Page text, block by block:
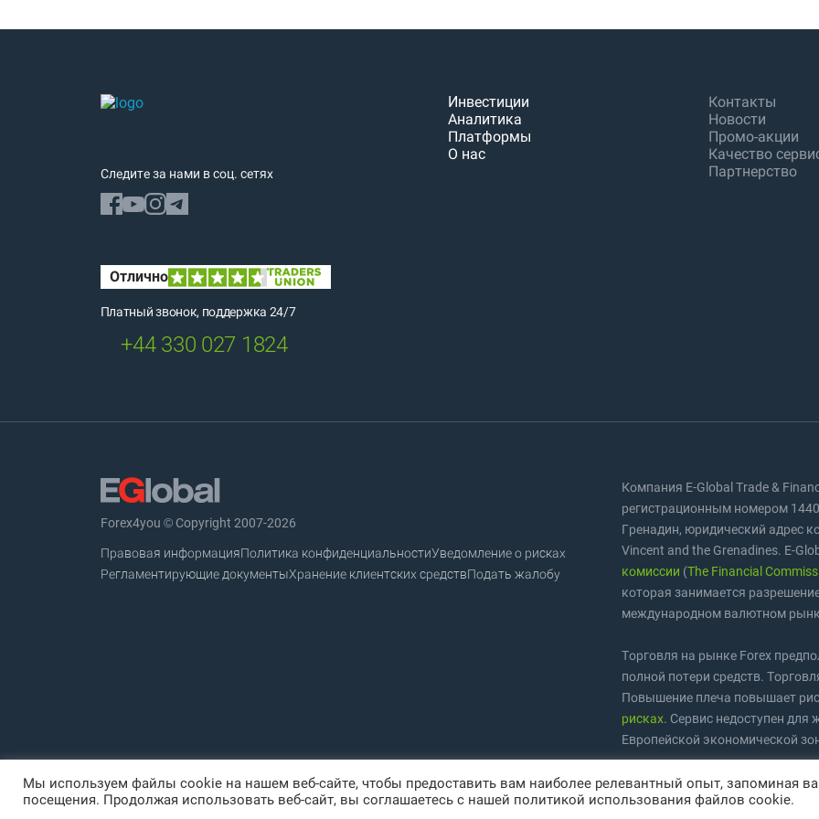
Следите за нами в соц. сетях
Платный звонок, поддержка 24/7
+44 330 027 1824
Инвестиции
Аналитика
Платформы
О нас
Контакты
Новости
Промо-акции
Качество
Партнерство
Forex4you © Copyright 2007-2026
Правовая информацияПолитика конфиденциальностиУведомление о рисках
Регламентирующие документыХранение клиентских средствПодать жалобу
Компания E-Global Trade &
регистрационным номером
Гренадин, юридический адрес
Vincent and the Grenadines. E-
комиссии (The Financial
которая занимается
международном валютном
Торговля на рынке Forex
полной потери средств.
Повышение плеча повышает
рисках. Сервис недоступен
Европейской экономической
Торговые марки Share4youи
защищены в соответствии с
Мы используем файлы cookie на нашем веб-сайте, чтобы предоставить вам наиболее релевантный опыт, запоминая
посещения. Продолжая использовать веб-сайт, вы соглашаетесь с нашей политикой использования файлов cookie.